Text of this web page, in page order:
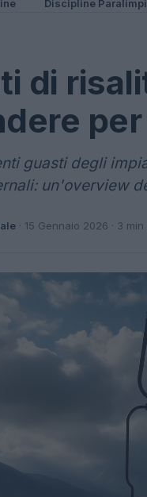
Discipline
di
guasti degli
un'overview
· 15 Gennaio 2026 · 3 min